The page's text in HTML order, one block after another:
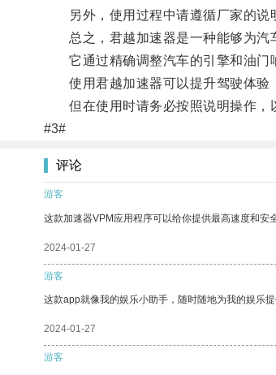
另外，使用过程中请遵循厂家的说
总之，君越加速器是一种能够为汽
它通过精确调整汽车的引擎和油门
使用君越加速器可以提升驾驶体验
但在使用时请务必按照说明操作，
#3#
评论
游客
这款加速器VPM应用程序可以给你提供最高速度和安
2024-01-27
游客
这款app就像我的娱乐小助手，随时随地为我的娱乐提
2024-01-27
游客